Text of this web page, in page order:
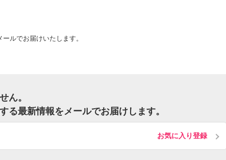
ルでお届けいたします。
ん。
る最新情報をメールでお届けします。
お気に入り登録